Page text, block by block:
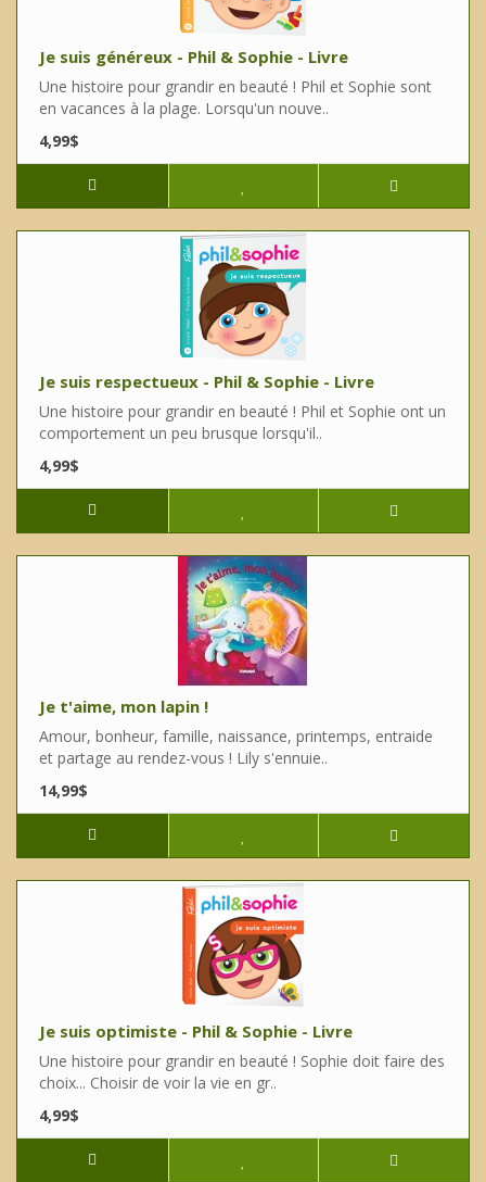
Je suis généreux - Phil & Sophie - Livre
Une histoire pour grandir en beauté ! Phil et Sophie sont
en vacances à la plage. Lorsqu'un nouve..
4,99$
Je suis respectueux - Phil & Sophie - Livre
Une histoire pour grandir en beauté ! Phil et Sophie ont un
comportement un peu brusque lorsqu'il..
4,99$
Je t'aime, mon lapin !
Amour, bonheur, famille, naissance, printemps, entraide
et partage au rendez-vous ! Lily s'ennuie..
14,99$
Je suis optimiste - Phil & Sophie - Livre
Une histoire pour grandir en beauté ! Sophie doit faire des
choix... Choisir de voir la vie en gr..
4,99$